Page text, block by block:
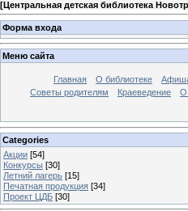
[Центральная детская библиотека
Форма входа
Меню сайта
Главная О библиотеке
Советы родителям
Краеведение О
Categories
Акции [54]
Конкурсы [30]
Летний лагерь [15]
Печатная продукция [34]
Проект ЦДБ [30]